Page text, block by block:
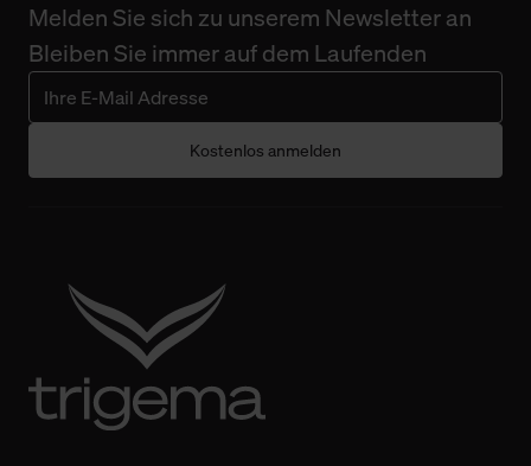
Melden Sie sich zu unserem Newsletter an
Bleiben Sie immer auf dem Laufenden
Kostenlos anmelden